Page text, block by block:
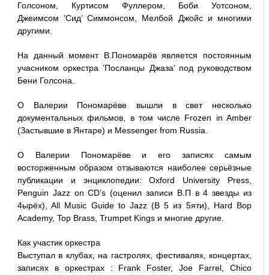
Голсоном, Куртисом Фуллером, Боби Уотсоном,
Джеимсом ’Сид’ Симмонсом, Мелбой Джойс и многими
другими.
На данный момент В.Пономарёв является постоянным
учасником оркестра ’Посланцы Джаза’ под руководством
Бени Голсона.
О Валерии Пономарёве вышли в свет несколько
документальных фильмов, в том числе Frozen in Amber
(Застывшие в Янтаре) и Messenger from Russia.
О Валерии Пономарёве и его записях самым
восторженным образом отзываются наиболее серьёзные
публикации и энциклопедии: Oxford University Press,
Penguin Jazz on CD’s (оценил записи В.П в 4 звезды из
4ырёх), All Music Guide to Jazz (В 5 из 5яти), Hard Bop
Academy, Top Brass, Trumpet Kings и многие другие.
Как участик оркестра
Выступал в клубах, на гастролях, фестивалях, концертах,
записях в оркестрах : Frank Foster, Joe Farrel, Chico